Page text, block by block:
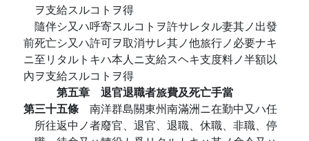
ヲ支給スルコトヲ得
隨伴シ又ハ呼寄スルコトヲ許サレタル妻其ノ出發
前死亡シ又ハ許可ヲ取消サレ其ノ他旅行ノ必要ナキ
ニ至リタルトキハ本人ニ支給スヘキ支度料ノ半額以
內ヲ支給スルコトヲ得
第五章 退官退職者旅費及死亡手當
第三十五條 南洋群島關東州南滿洲ニ在勤中又ハ任
所往返中ノ者廢官、退官、退職、休職、非職、停